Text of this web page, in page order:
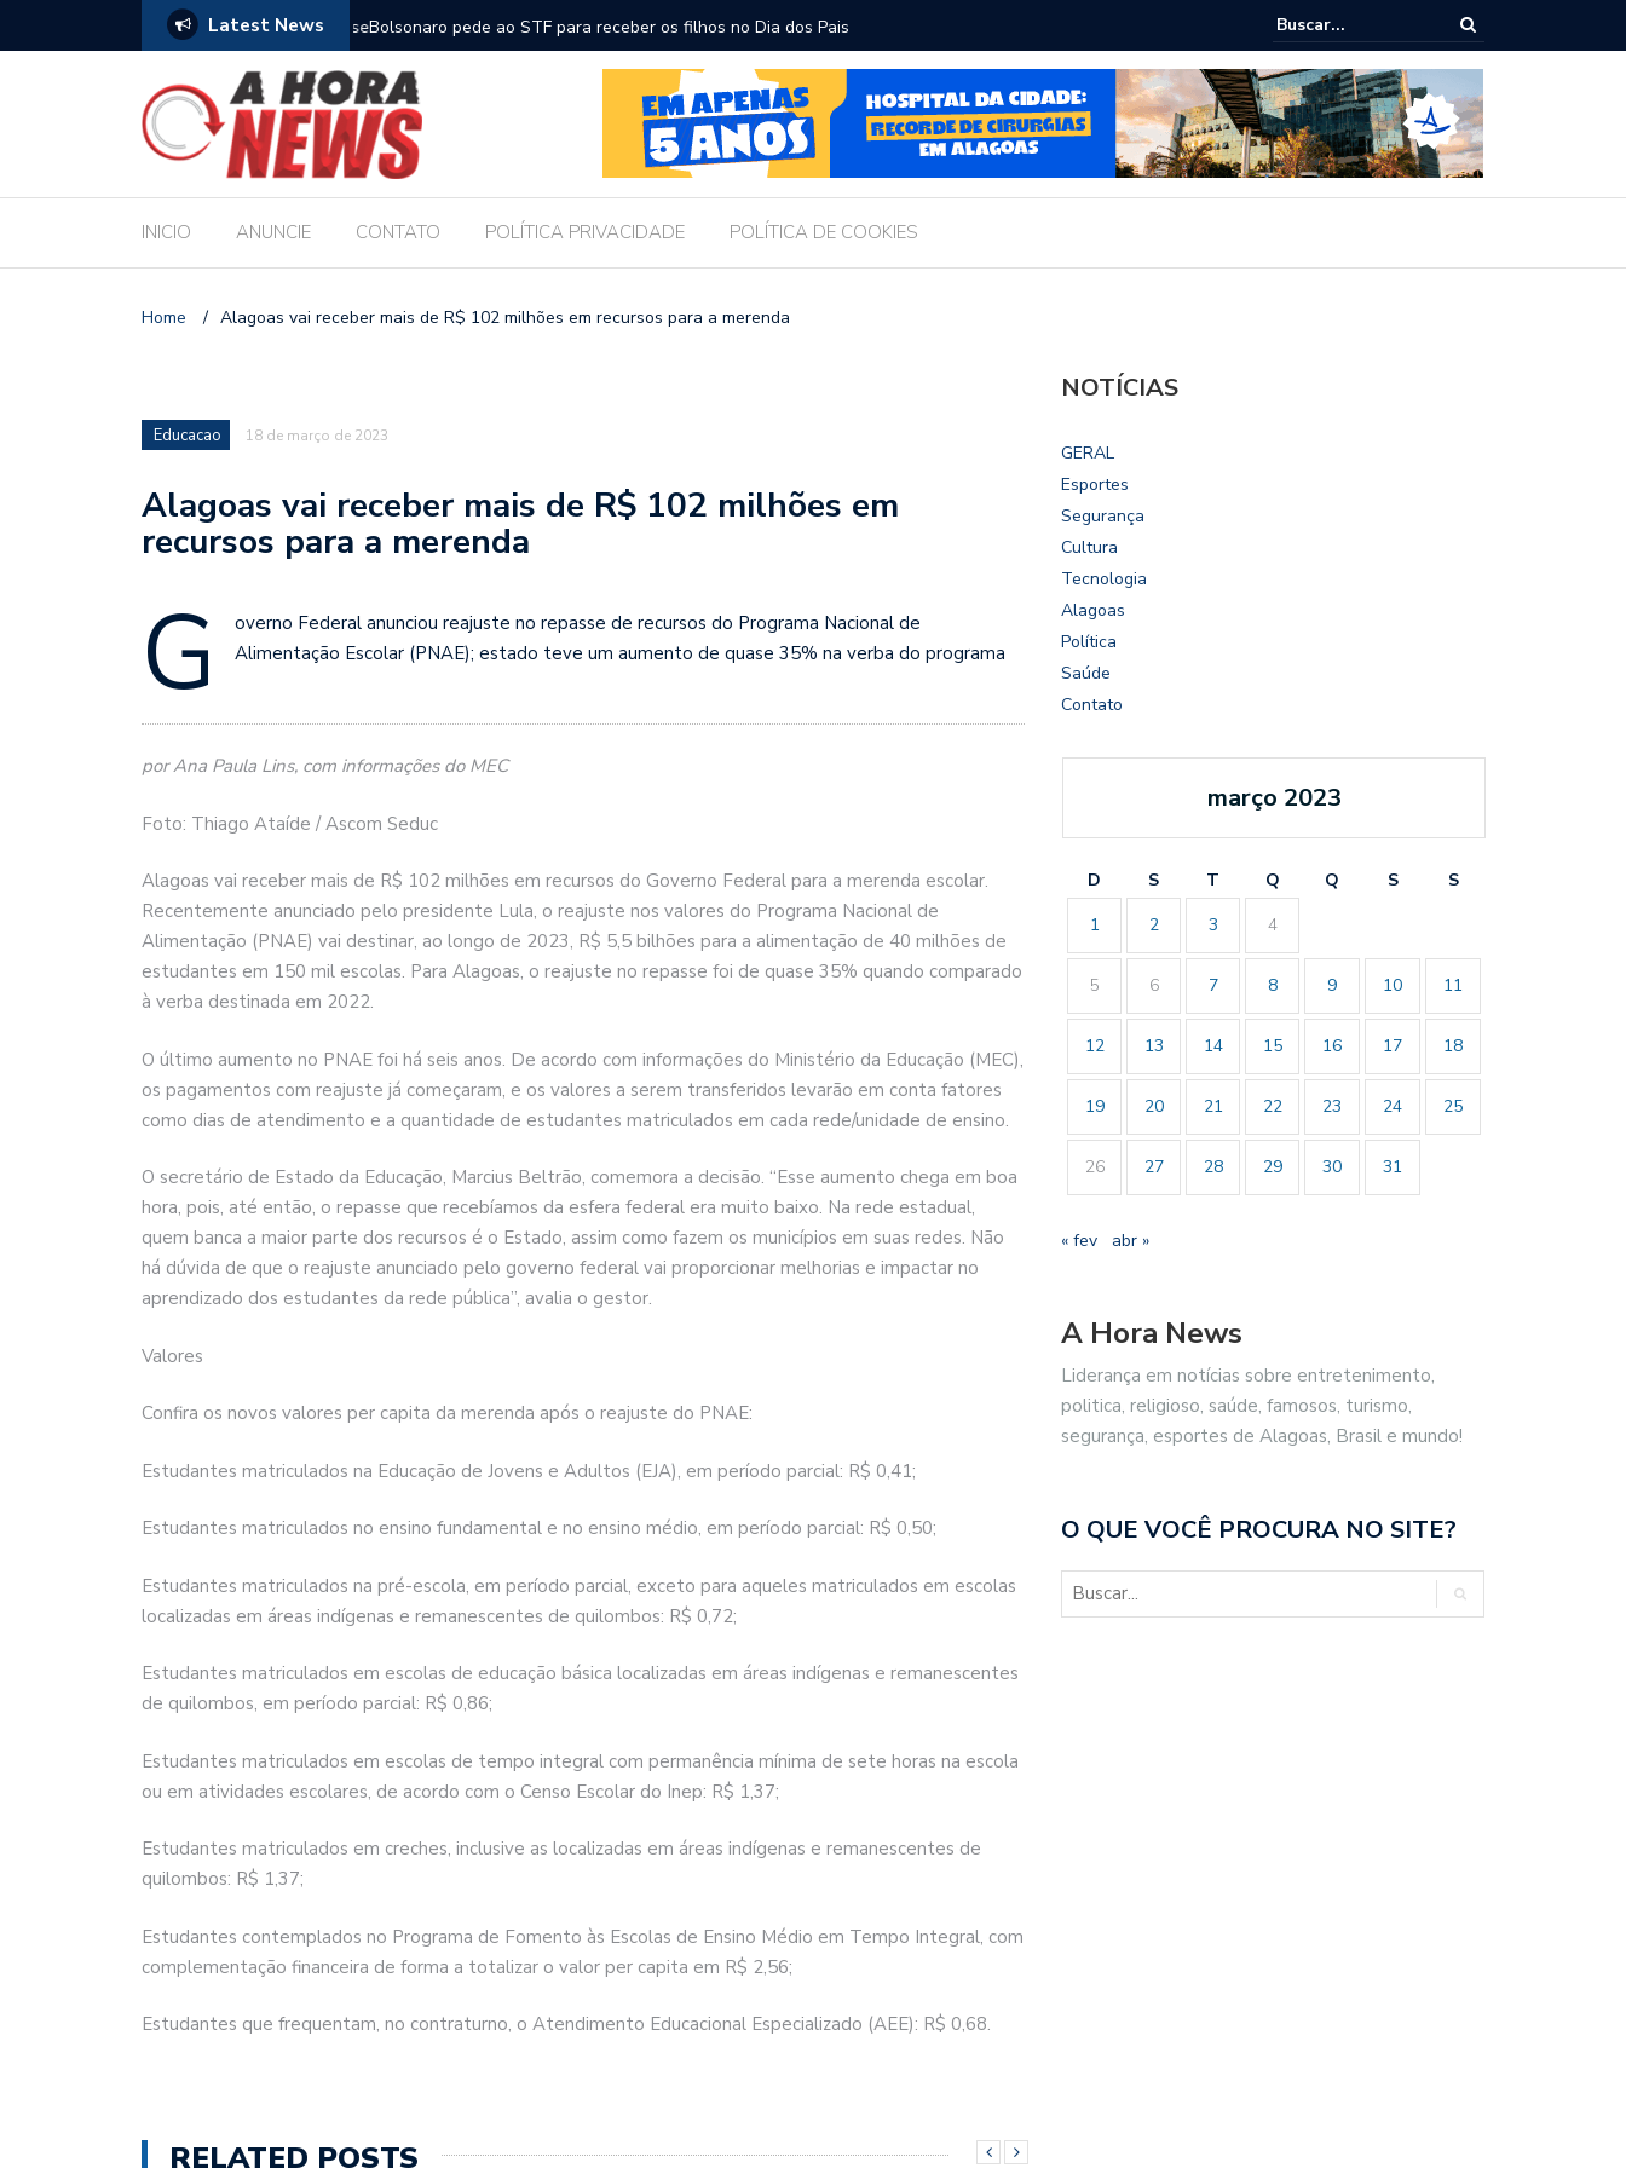
Latest News
com a Educação durante posse Bolsonaro pede ao STF para receber os filhos no Dia dos Pais
Câmara dialoga com UFAL e Faculdade de Coimbra sobre parcerias para
Legislativo
INICIO ANUNCIE CONTATO POLÍTICA PRIVACIDADE POLÍTICA DE COOKIES
Home / Alagoas vai receber mais de R$ 102 milhões em recursos para a merenda
Educacao 18 de março de 2023
Alagoas vai receber mais de R$ 102 milhões em
recursos para a merenda
G
overno Federal anunciou reajuste no repasse de recursos do Programa Nacional de
Alimentação Escolar (PNAE); estado teve um aumento de quase 35% na verba do programa
por Ana Paula Lins, com informações do MEC
Foto: Thiago Ataíde / Ascom Seduc
Alagoas vai receber mais de R$ 102 milhões em recursos do Governo Federal para a merenda escolar.
Recentemente anunciado pelo presidente Lula, o reajuste nos valores do Programa Nacional de
Alimentação (PNAE) vai destinar, ao longo de 2023, R$ 5,5 bilhões para a alimentação de 40 milhões de
estudantes em 150 mil escolas. Para Alagoas, o reajuste no repasse foi de quase 35% quando comparado
à verba destinada em 2022.
O último aumento no PNAE foi há seis anos. De acordo com informações do Ministério da Educação (MEC),
os pagamentos com reajuste já começaram, e os valores a serem transferidos levarão em conta fatores
como dias de atendimento e a quantidade de estudantes matriculados em cada rede/unidade de ensino.
O secretário de Estado da Educação, Marcius Beltrão, comemora a decisão. “Esse aumento chega em boa
hora, pois, até então, o repasse que recebíamos da esfera federal era muito baixo. Na rede estadual,
quem banca a maior parte dos recursos é o Estado, assim como fazem os municípios em suas redes. Não
há dúvida de que o reajuste anunciado pelo governo federal vai proporcionar melhorias e impactar no
aprendizado dos estudantes da rede pública”, avalia o gestor.
Valores
Confira os novos valores per capita da merenda após o reajuste do PNAE:
Estudantes matriculados na Educação de Jovens e Adultos (EJA), em período parcial: R$ 0,41;
Estudantes matriculados no ensino fundamental e no ensino médio, em período parcial: R$ 0,50;
Estudantes matriculados na pré-escola, em período parcial, exceto para aqueles matriculados em escolas
localizadas em áreas indígenas e remanescentes de quilombos: R$ 0,72;
Estudantes matriculados em escolas de educação básica localizadas em áreas indígenas e remanescentes
de quilombos, em período parcial: R$ 0,86;
Estudantes matriculados em escolas de tempo integral com permanência mínima de sete horas na escola
ou em atividades escolares, de acordo com o Censo Escolar do Inep: R$ 1,37;
Estudantes matriculados em creches, inclusive as localizadas em áreas indígenas e remanescentes de
quilombos: R$ 1,37;
Estudantes contemplados no Programa de Fomento às Escolas de Ensino Médio em Tempo Integral, com
complementação financeira de forma a totalizar o valor per capita em R$ 2,56;
Estudantes que frequentam, no contraturno, o Atendimento Educacional Especializado (AEE): R$ 0,68.
RELATED POSTS
NOTÍCIAS
GERAL
Esportes
Segurança
Cultura
Tecnologia
Alagoas
Política
Saúde
Contato
março 2023
D S T Q Q S
S
1
2 3 4
5 6 7 8 9 10 11
12 13 14 15 16 17 18
19 20 21 22 23 24 25
26 27 28 29 30 31
« fev abr »
A Hora News
Liderança em notícias sobre entretenimento,
politica, religioso, saúde, famosos, turismo,
segurança, esportes de Alagoas, Brasil e mundo!
O QUE VOCÊ PROCURA NO SITE?